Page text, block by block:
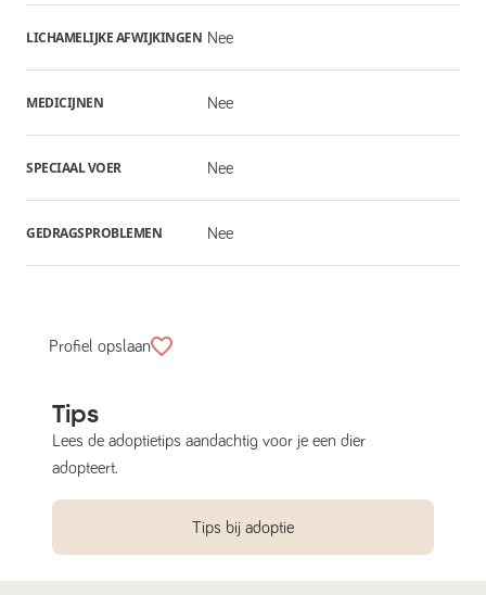
LICHAMELIJKE AFWIJKINGEN Nee
MEDICIJNEN Nee
SPECIAAL VOER Nee
GEDRAGSPROBLEMEN Nee
Profiel opslaan
Tips
Lees de adoptietips aandachtig voor je een dier
adopteert.
Tips bij adoptie